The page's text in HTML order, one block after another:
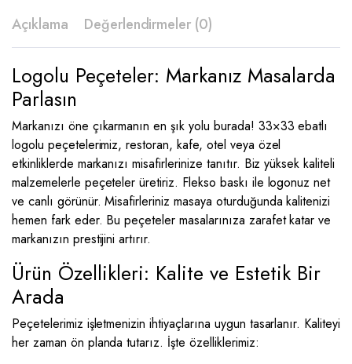
Açıklama Değerlendirmeler (0)
Logolu Peçeteler: Markanız Masalarda
Parlasın
Markanızı öne çıkarmanın en şık yolu burada! 33×33 ebatlı
logolu peçetelerimiz, restoran, kafe, otel veya özel
etkinliklerde markanızı misafirlerinize tanıtır. Biz yüksek kaliteli
malzemelerle peçeteler üretiriz. Flekso baskı ile logonuz net
ve canlı görünür. Misafirleriniz masaya oturduğunda kalitenizi
hemen fark eder. Bu peçeteler masalarınıza zarafet katar ve
markanızın prestijini artırır.
Ürün Özellikleri: Kalite ve Estetik Bir
Arada
Peçetelerimiz işletmenizin ihtiyaçlarına uygun tasarlanır. Kaliteyi
her zaman ön planda tutarız. İşte özelliklerimiz: